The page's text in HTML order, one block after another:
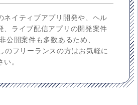
ネイティブアプリ開発や、ヘル
、ライブ配信アプリの開発案件
公開案件も多数あるため、
のフリーランスの方はお気軽に
。